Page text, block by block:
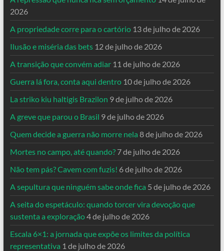
2026
A propriedade corre para o cartório 13 de julho de 2026
Ilusão e miséria das bets 12 de julho de 2026
A transição que convém adiar 11 de julho de 2026
Guerra lá fora, conta aqui dentro 10 de julho de 2026
La striko kiu haltigis Brazilon 9 de julho de 2026
A greve que parou o Brasil 9 de julho de 2026
Quem decide a guerra não morre nela 8 de julho de 2026
Mortes no campo, até quando? 7 de julho de 2026
Não tem pás? Cavem com fuzis! 6 de julho de 2026
A sepultura que ninguém sabe onde fica 5 de julho de 2026
A seita do espetáculo: quando torcer vira devoção que
sustenta a exploração4 de julho de 2026
Escala 6×1: a jornada que expõe os limites da política
representativa 1 de julho de 2026